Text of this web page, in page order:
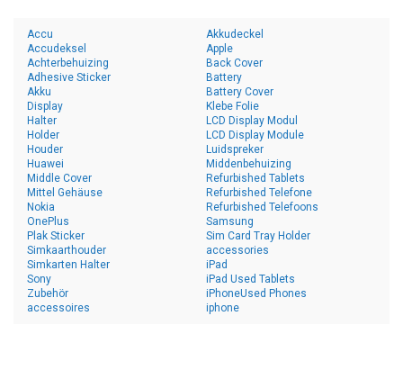
Accu
Accudeksel
Achterbehuizing
Adhesive Sticker
Akku
Akkudeckel
Apple
Back Cover
Battery
Battery Cover
Display
Halter
Holder
Houder
Huawei
Klebe Folie
LCD Display Modul
LCD Display Module
Luidspreker
Middenbehuizing
Middle Cover
Mittel Gehäuse
Nokia
OnePlus
Plak Sticker
Refurbished Tablets
Refurbished Telefone
Refurbished Telefoons
Samsung
Sim Card Tray Holder
Simkaarthouder
Simkarten Halter
Sony
Zubehör
accessoires
accessories
iPad
iPad Used Tablets
iPhoneUsed Phones
iphone